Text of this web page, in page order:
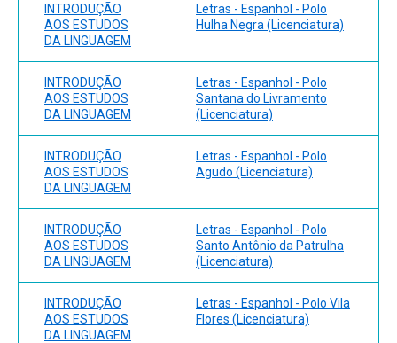
INTRODUÇÃO
AOS ESTUDOS
DA LINGUAGEM
Letras - Espanhol - Polo
Hulha Negra (Licenciatura)
INTRODUÇÃO
AOS ESTUDOS
DA LINGUAGEM
Letras - Espanhol - Polo
Santana do Livramento
(Licenciatura)
INTRODUÇÃO
AOS ESTUDOS
DA LINGUAGEM
Letras - Espanhol - Polo
Agudo (Licenciatura)
INTRODUÇÃO
AOS ESTUDOS
DA LINGUAGEM
Letras - Espanhol - Polo
Santo Antônio da Patrulha
(Licenciatura)
INTRODUÇÃO
AOS ESTUDOS
DA LINGUAGEM
Letras - Espanhol - Polo Vila
Flores (Licenciatura)